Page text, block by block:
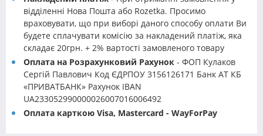
відділенні Нова Пошта або Rozetka. Просимо
враховувати, що при виборі даного способу оплати Ви
будете сплачувати комісію за накладений платіж, яка
складає 20грн. + 2% вартості замовленого товару
Оплата на Розрахунковий Рахунок - ФОП Кулаков
Сергій Павлович Код ЄДРПОУ 3156126171 Банк АТ КБ
«ПРИВАТБАНК» Рахунок IBAN
UA233052990000026007016006492
Оплата карткою Visa, Mastercard - WayForPay